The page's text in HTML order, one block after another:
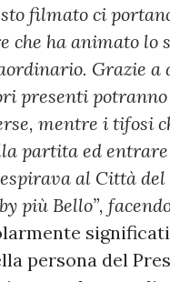
filmato ci
ha animato lo
Grazie a
presenti
mentre i tifosi
partita ed
al Città
più Bello”,
persona del